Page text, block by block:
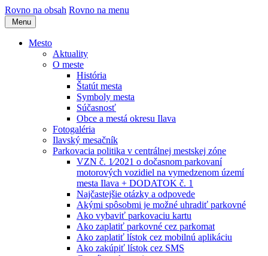
Rovno na obsah Rovno na menu
Menu
Mesto
Aktuality
O meste
História
Štatút mesta
Symboly mesta
Súčasnosť
Obce a mestá okresu Ilava
Fotogaléria
Ilavský mesačník
Parkovacia politika v centrálnej mestskej zóne
VZN č. 1⁄2021 o dočasnom parkovaní
motorových vozidiel na vymedzenom území
mesta Ilava + DODATOK č. 1
Najčastejšie otázky a odpovede
Akými spôsobmi je možné uhradiť parkovné
Ako vybaviť parkovaciu kartu
Ako zaplatiť parkovné cez parkomat
Ako zaplatiť lístok cez mobilnú aplikáciu
Ako zakúpiť lístok cez SMS